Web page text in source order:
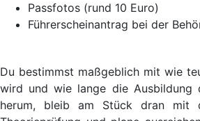
Passfotos (rund 10 Euro)
Führerscheinantrag bei der
Du bestimmst maßgeblich mit wie
wird und wie lange die Ausbildung
herum, bleib am Stück dran mit